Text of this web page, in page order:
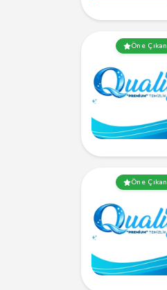
Öne Çıkan
Öne Çıkan